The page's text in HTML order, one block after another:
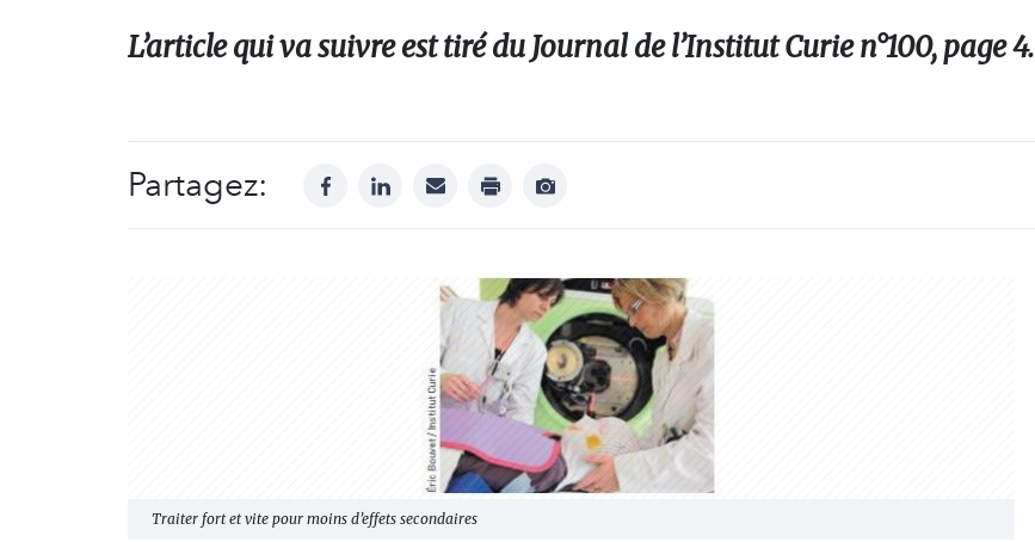
L’article qui va suivre est tiré du Journal de l’Institut Curie n°100, page 4.
Partagez: facebooklinkedinmail print
Afficher
Traiter fort et vite pour moins d’effets secondaires